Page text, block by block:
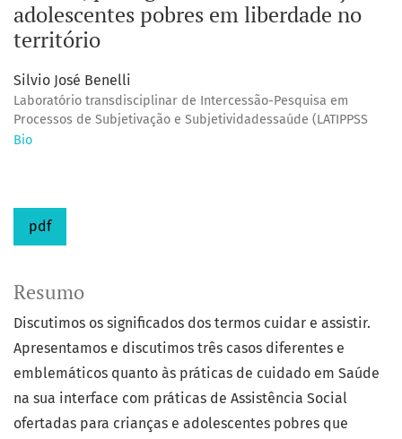
adolescentes pobres em liberdade no
território
Silvio José Benelli
Laboratório transdisciplinar de Intercessão-Pesquisa em
Processos de Subjetivação e Subjetividadessaúde (LATIPPSS
Bio
pdf
Resumo
Discutimos os significados dos termos cuidar e assistir.
Apresentamos e discutimos três casos diferentes e
emblemáticos quanto às práticas de cuidado em Saúde
na sua interface com práticas de Assistência Social
ofertadas para crianças e adolescentes pobres que